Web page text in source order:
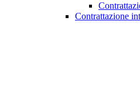
Contrattazione